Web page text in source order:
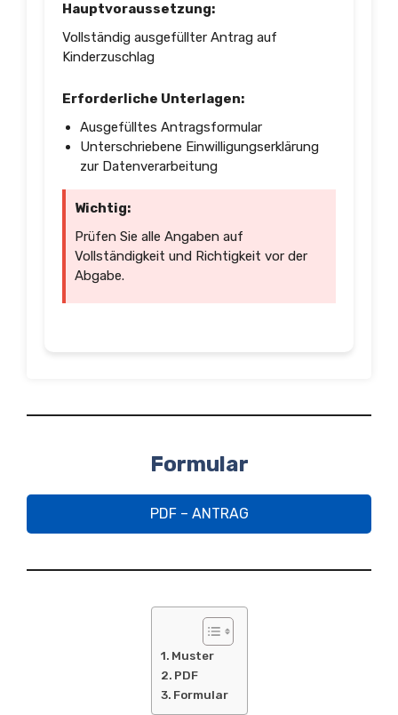
Hauptvoraussetzung:
Vollständig ausgefüllter Antrag auf
Kinderzuschlag
Erforderliche Unterlagen:
Ausgefülltes Antragsformular
Unterschriebene Einwilligungserklärung
zur Datenverarbeitung
Wichtig:
Prüfen Sie alle Angaben auf
Vollständigkeit und Richtigkeit vor der
Abgabe.
Formular
PDF – ANTRAG
Muster
PDF
Formular